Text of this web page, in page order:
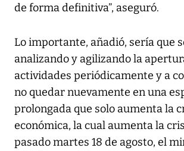
de forma definitiva”, aseguró.
Lo importante, añadió, sería que
analizando y agilizando la
actividades periódicamente y a
no quedar nuevamente en una
prolongada que solo aumenta la
económica, la cual aumenta la
pasado martes 18 de agosto, el